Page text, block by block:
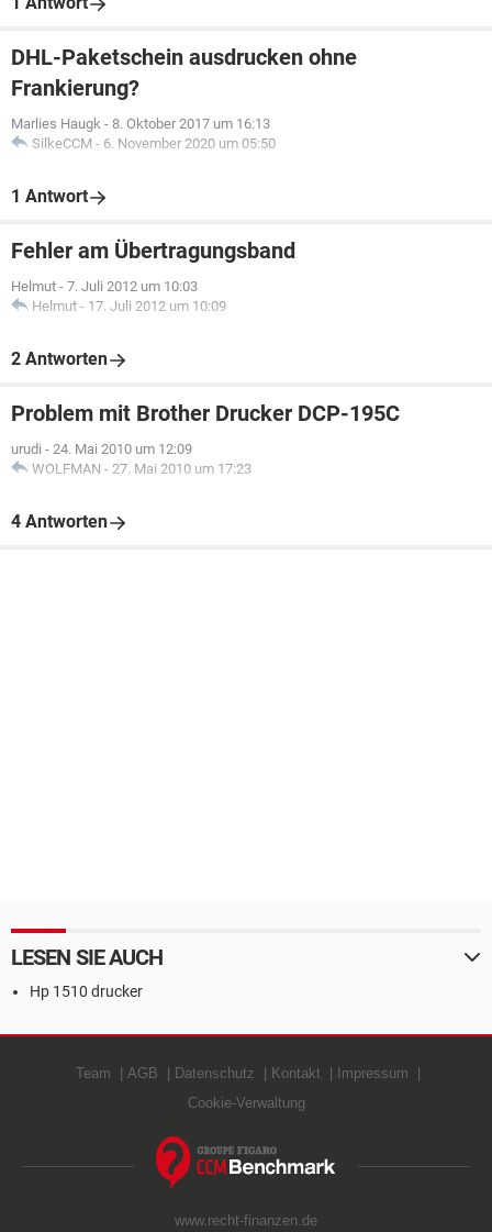
DHL-Paketschein ausdrucken ohne
Frankierung?
Marlies Haugk - 8. Oktober 2017 um 16:13
SilkeCCM - 6. November 2020 um 05:50
1 Antwort
Fehler am Übertragungsband
Helmut - 7. Juli 2012 um 10:03
Helmut - 17. Juli 2012 um 10:09
2 Antworten
Problem mit Brother Drucker DCP-195C
urudi - 24. Mai 2010 um 12:09
WOLFMAN - 27. Mai 2010 um 17:23
4 Antworten
LESEN SIE AUCH
Hp 1510 drucker
Team AGB Datenschutz Kontakt
Impressum
Cookie-Verwaltung
www.recht-finanzen.de